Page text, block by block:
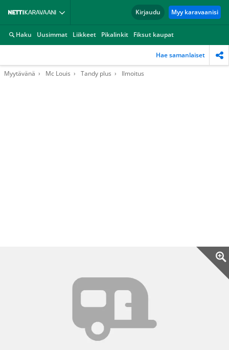
Kirjaudu Myy karavaanisi
Haku Uusimmat Liikkeet Pikalinkit Fiksut kaupat
Hae samanlaiset
Myytävänä Mc Louis Tandy plus Ilmoitus